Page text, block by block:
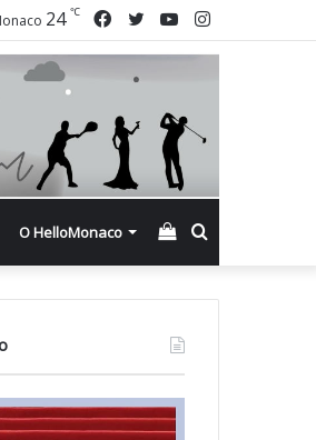
Instagram
YouTube
Twitter
Facebook
24 ℃
О HelloMonaco Смотреть
корзину